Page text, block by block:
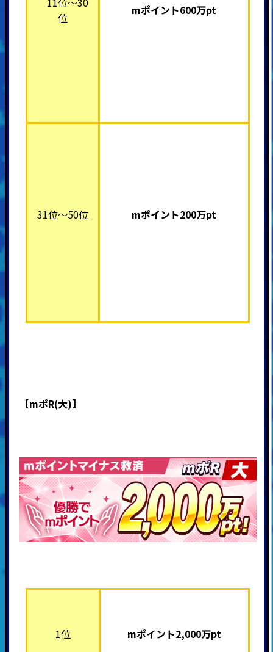
位
mポイント600万pt
31位～50位 mポイント200万pt
【mポR(大)】
1位 mポイント2,000万pt